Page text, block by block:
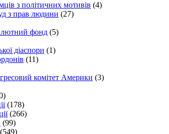
з політичних мотивів (4)
з прав людини (27)
фонд (5)
діаспори (1)
(11)
комітет Америки (3)
(178)
(266)
(99)
(549)